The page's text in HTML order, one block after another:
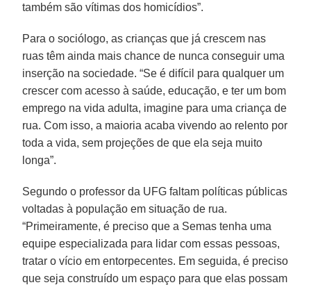
também são vítimas dos homicídios”.
Para o sociólogo, as crianças que já crescem nas
ruas têm ainda mais chance de nunca conseguir uma
inserção na sociedade. “Se é difícil para qualquer um
crescer com acesso à saúde, educação, e ter um bom
emprego na vida adulta, imagine para uma criança de
rua. Com isso, a maioria acaba vivendo ao relento por
toda a vida, sem projeções de que ela seja muito
longa”.
Segundo o professor da UFG faltam políticas públicas
voltadas à população em situação de rua.
“Primeiramente, é preciso que a Semas tenha uma
equipe especializada para lidar com essas pessoas,
tratar o vício em entorpecentes. Em seguida, é preciso
que seja construído um espaço para que elas possam